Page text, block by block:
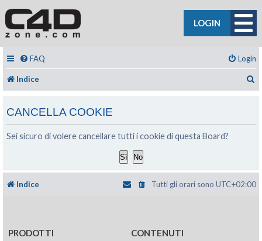
LOGIN
FAQ Login
Indice
CANCELLA COOKIE
Sei sicuro di volere cancellare tutti i cookie di questa Board?
Indice Tutti gli orari sono UTC+02:00
PRODOTTI CONTENUTI